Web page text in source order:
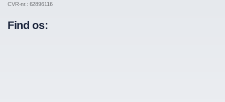
CVR-nr.: 62896116
Find os: